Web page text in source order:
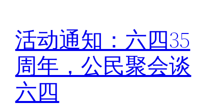
活动通知：六四35
周年，公民聚会谈
六四